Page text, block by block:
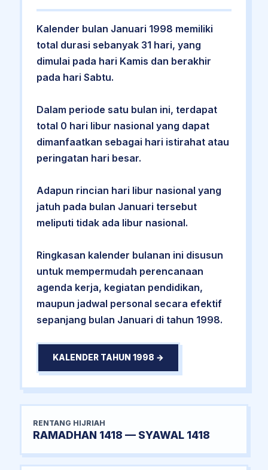
Kalender bulan Januari 1998 memiliki
total durasi sebanyak 31 hari, yang
dimulai pada hari Kamis dan berakhir
pada hari Sabtu.
Dalam periode satu bulan ini, terdapat
total 0 hari libur nasional yang dapat
dimanfaatkan sebagai hari istirahat atau
peringatan hari besar.
Adapun rincian hari libur nasional yang
jatuh pada bulan Januari tersebut
meliputi tidak ada libur nasional.
Ringkasan kalender bulanan ini disusun
untuk mempermudah perencanaan
agenda kerja, kegiatan pendidikan,
maupun jadwal personal secara efektif
sepanjang bulan Januari di tahun 1998.
KALENDER TAHUN 1998 →
RENTANG HIJRIAH
RAMADHAN 1418 — SYAWAL 1418